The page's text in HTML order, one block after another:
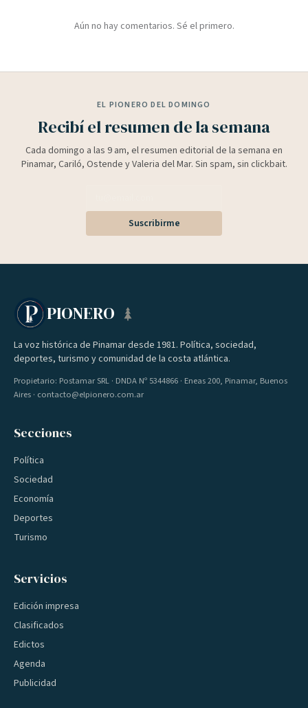
Aún no hay comentarios. Sé el primero.
EL PIONERO DEL DOMINGO
Recibí el resumen de la semana
Cada domingo a las 9 am, el resumen editorial de la semana en
Pinamar, Cariló, Ostende y Valeria del Mar. Sin spam, sin clickbait.
Suscribirme
PIONERO
La voz histórica de Pinamar desde 1981. Política, sociedad,
deportes, turismo y comunidad de la costa atlántica.
Propietario: Postamar SRL · DNDA Nº 5344866 · Eneas 200, Pinamar, Buenos
Aires · contacto@elpionero.com.ar
Secciones
Política
Sociedad
Economía
Deportes
Turismo
Servicios
Edición impresa
Clasificados
Edictos
Agenda
Publicidad